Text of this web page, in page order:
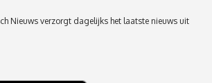
Nieuws verzorgt dagelijks het laatste nieuws uit